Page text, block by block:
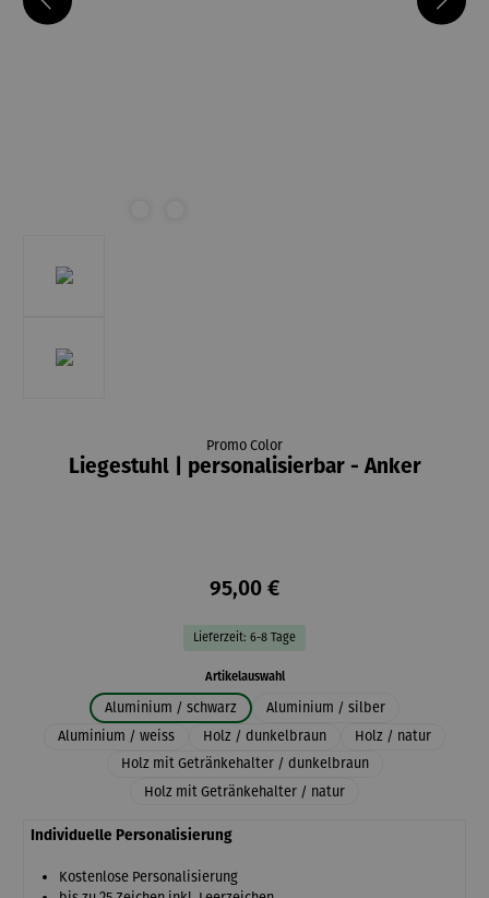
Promo Color
Liegestuhl | personalisierbar - Anker
95,00 €
Lieferzeit: 6-8 Tage
Artikelauswahlauswählen
Aluminium / schwarz
Aluminium / silber
Aluminium / weiss
Holz / dunkelbraun
Holz / natur
Holz mit Getränkehalter / dunkelbraun
Holz mit Getränkehalter / natur
Individuelle Personalisierung
Kostenlose Personalisierung